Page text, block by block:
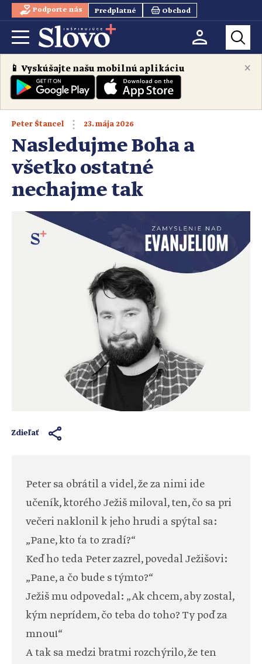
Podporte nás Predplatné Obchod
×
📱 Vyskúšajte našu mobilnú aplikáciu
Peter Štancel 23. mája 2026
Nasledujme Boha a
všetko ostatné
nechajme tak
Zdieľať
Peter sa obrátil a videl, že za nimi ide
učeník, ktorého Ježiš miloval, ten, čo sa pri
večeri naklonil k jeho hrudi a spýtal sa:
„Pane, kto ťa to zradí?“
Keď ho teda Peter zazrel, povedal Ježišovi:
„Pane, a čo bude s týmto?“
Ježiš mu odpovedal: „Ak chcem, aby zostal,
kým neprídem, čo teba do toho? Ty poď za
mnou!“
A tak sa medzi bratmi rozchýrilo, že ten